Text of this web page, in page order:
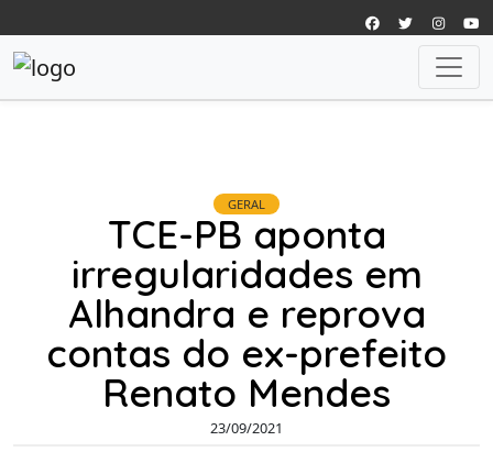
GERAL
TCE-PB aponta
irregularidades em
Alhandra e reprova
contas do ex-prefeito
Renato Mendes
23/09/2021